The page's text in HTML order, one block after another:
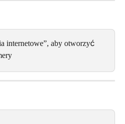
internetowe”, aby otworzyć